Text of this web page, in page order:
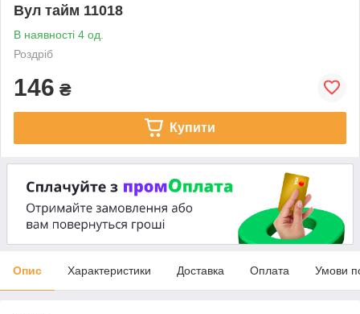
Вул тайм 11018
В наявності 4 од.
Роздріб
146 ₴
Купити
Опис Характеристики Доставка Оплата Умови